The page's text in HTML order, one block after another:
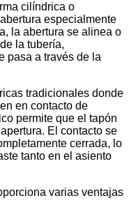
cilíndrica o
especialmente
la abertura se alinea o
la tubería,
pasa a través de la
tradicionales donde
en contacto de
permite que el tapón
El contacto se
cerrada, lo
tanto en el asiento
varias ventajas